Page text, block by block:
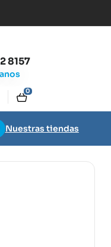
8157
0
Nuestras tiendas